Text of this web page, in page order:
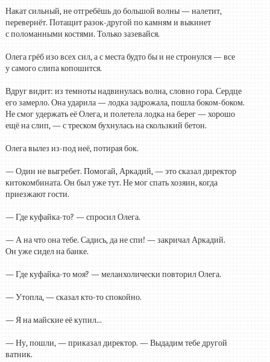
Накат сильный, не отгребёшь до большой волны — налетит,
перевернёт. Потащит разок-другой по камням и выкинет
с поломанными костями. Только зазевайся.
Олега грёб изо всех сил, а с места будто бы и не стронулся — все
у самого слипа копошится.
Вдруг видит: из темноты надвинулась волна, словно гора. Сердце
его замерло. Она ударила — лодка задрожала, пошла боком-боком.
Не смог удержать её Олега, и полетела лодка на берег — хорошо
ещё на слип, — с треском бухнулась на скользкий бетон.
Олега вылез из-под неё, потирая бок.
— Один не выгребет. Помогай, Аркадий, — это сказал директор
китокомбината. Он был уже тут. Не мог спать хозяин, когда
приезжают гости.
— Где куфайка-то? — спросил Олега.
— А на что она тебе. Садись, да не спи! — закричал Аркадий.
Он уже сидел на банке.
— Где куфайка-то моя? — меланхолически повторил Олега.
— Утопла, — сказал кто-то спокойно.
— Я на майские её купил...
— Ну, пошли, — приказал директор. — Выдадим тебе другой
ватник.